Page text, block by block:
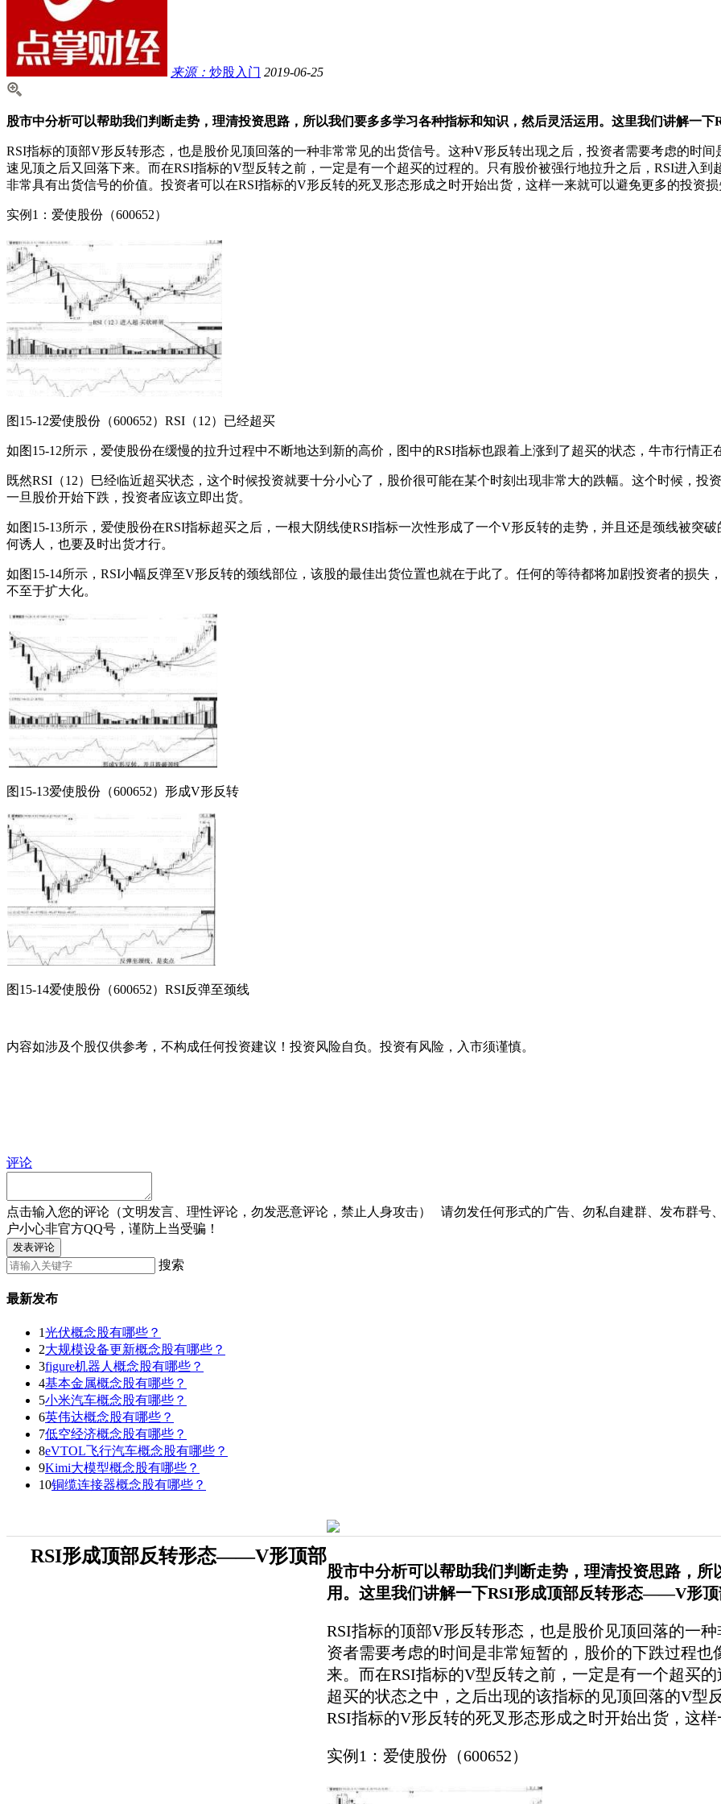
来源： 炒股入门 2019-06-25
股市中分析可以帮助我们判断走势，理清投资思路，所以我们要多多学习各种指标和知识，然后灵活运用。这里我们讲解一
RSI指标的顶部V形反转形态，也是股价见顶回落的一种非常常见的出货信号。这种V形反转出现之后，投资者需要考虑的时
速见顶之后又回落下来。而在RSI指标的V型反转之前，一定是有一个超买的过程的。只有股价被强行地拉升之后，RSI进入
非常具有出货信号的价值。投资者可以在RSI指标的V形反转的死叉形态形成之时开始出货，这样一来就可以避免更多的投资损
实例1：爱使股份（600652）
图15-12爱使股份（600652）RSI（12）已经超买
如图15-12所示，爱使股份在缓慢的拉升过程中不断地达到新的高价，图中的RSI指标也跟着上涨到了超买的状态，牛市行情正
既然RSI（12）巳经临近超买状态，这个时候投资就要十分小心了，股价很可能在某个时刻出现非常大的跌幅。这个时候，
一旦股价开始下跌，投资者应该立即出货。
如图15-13所示，爱使股份在RSI指标超买之后，一根大阴线使RSI指标一次性形成了一个V形反转的走势，并且还是颈线被突
何诱人，也要及时出货才行。
如图15-14所示，RSI小幅反弹至V形反转的颈线部位，该股的最佳出货位置也就在于此了。任何的等待都将加剧投资者的损
不至于扩大化。
图15-13爱使股份（600652）形成V形反转
图15-14爱使股份（600652）RSI反弹至颈线
内容如涉及个股仅供参考，不构成任何投资建议！投资风险自负。投资有风险，入市须谨慎。
评论
点击输入您的评论（文明发言、理性评论，勿发恶意评论，禁止人身攻击） 请勿发任何形式的广告、勿私自建群、发布群号
户小心非官方QQ号，谨防上当受骗！
发表评论
搜索
最新发布
1光伏概念股有哪些？
2大规模设备更新概念股有哪些？
3figure机器人概念股有哪些？
4基本金属概念股有哪些？
5小米汽车概念股有哪些？
6英伟达概念股有哪些？
7低空经济概念股有哪些？
8eVTOL飞行汽车概念股有哪些？
9Kimi大模型概念股有哪些？
10铜缆连接器概念股有哪些？
RSI形成顶部反转形态——V形顶部
股市中分析可以帮助我们判断走势，理清投资思路，
用。这里我们讲解一下RSI形成顶部反转形态——V形顶
RSI指标的顶部V形反转形态，也是股价见顶回落的一
资者需要考虑的时间是非常短暂的，股价的下跌过程
来。而在RSI指标的V型反转之前，一定是有一个超买
超买的状态之中，之后出现的该指标的见顶回落的V型
RSI指标的V形反转的死叉形态形成之时开始出货，这
实例1：爱使股份（600652）